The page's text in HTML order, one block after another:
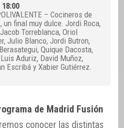
18:00
– Cocineros de
un final muy dulce. Jordi Roca,
Torreblanca, Oriol
Julio Blanco, Jordi Butron,
Quique Dacosta,
Aduriz, David Muñoz,
Escribá y Xabier Gutiérrez.
de Madrid Fusión
conocer las distintas